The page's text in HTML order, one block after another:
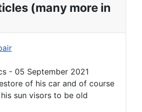
(many more in
- 05 September 2021
of his car and of course
sun visors to be old